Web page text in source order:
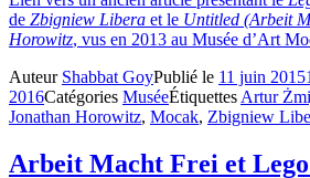
de Zbigniew Libera et le Untitled (Arbeit
Horowitz, vus en 2013 au Musée d’Art
Auteur Shabbat GoyPublié le 11 juin 2015
2016Catégories MuséeÉtiquettes Artur
Jonathan Horowitz, Mocak, Zbigniew
Arbeit Macht Frei et Lego